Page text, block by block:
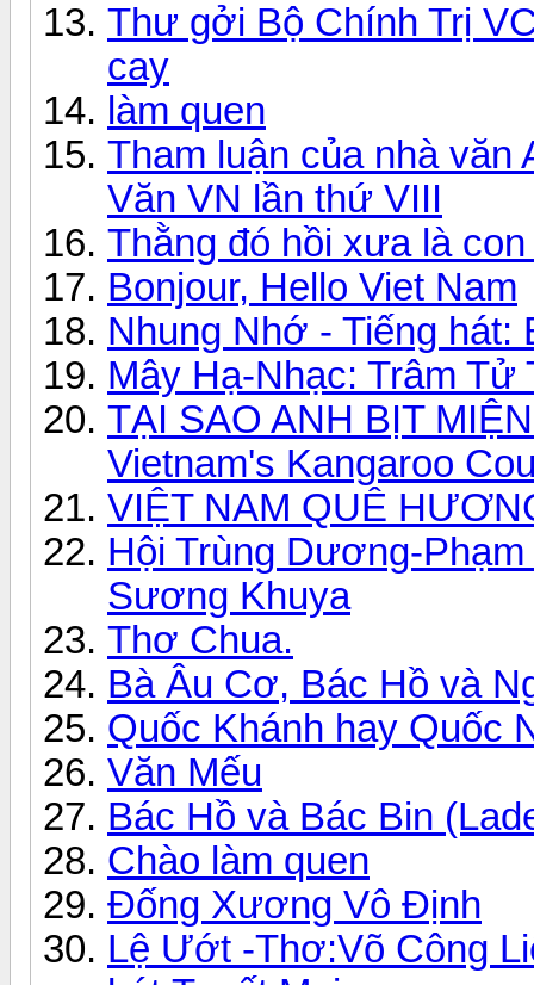
Thư gởi Bộ Chính Trị
cay
làm quen
Tham luận của nhà
Văn VN lần thứ VIII
Thằng đó hồi xưa là con
Bonjour, Hello Viet Nam
Nhung Nhớ - Tiếng hát:
Mây Hạ-Nhạc: Trâm Tử
TẠI SAO ANH BỊT
Vietnam's Kangaroo
VIỆT NAM QUÊ
Hội Trùng Dương-
Sương Khuya
Thơ Chua.
Bà Âu Cơ, Bác Hồ và
Quốc Khánh hay Quốc
Văn Mếu
Bác Hồ và Bác Bin
Chào làm quen
Đống Xương Vô Định
Lệ Ướt -Thơ:Võ Công